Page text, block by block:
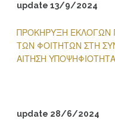
update 13/9/2024
ΠΡΟΚΗΡΥΞΗ ΕΚΛΟΓΩΝ
ΤΩΝ ΦΟΙΤΗΤΩΝ ΣΤΗ
ΑΙΤΗΣΗ
update 28/6/2024